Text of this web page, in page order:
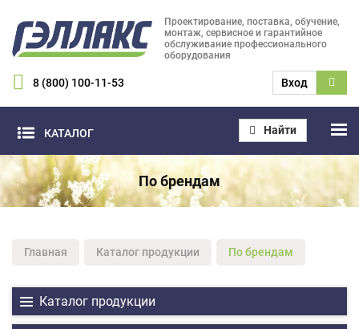
Проектирование, поставка, обучение,
монтаж, сервисное и гарантийное
обслуживание профессионального
оборудования
8 (800) 100-11-53 Вход
КАТАЛОГ Найти
По брендам
Главная Каталог продукции По брендам
Каталог продукции